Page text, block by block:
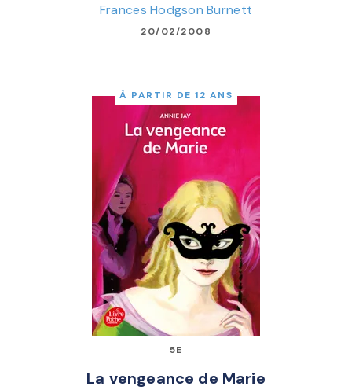
Frances Hodgson Burnett
20/02/2008
À PARTIR DE 12 ANS
5E
La vengeance de Marie